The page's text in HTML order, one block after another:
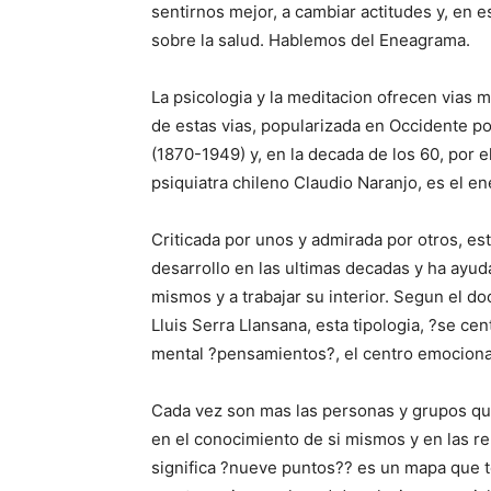
sentirnos mejor, a cambiar actitudes y, en
sobre la salud. Hablemos del Eneagrama.
La psicologia y la meditacion ofrecen vias
de estas vias, popularizada en Occidente
(1870-1949) y, en la decada de los 60, por
psiquiatra chileno Claudio Naranjo, es el
Criticada por unos y admirada por otros,
desarrollo en las ultimas decadas y ha
mismos y a trabajar su interior. Segun el
Lluis Serra Llansana, esta tipologia, ?se
mental ?pensamientos?, el centro
Cada vez son mas las personas y grupos
en el conocimiento de si mismos y en las
significa ?nueve puntos?? es un mapa